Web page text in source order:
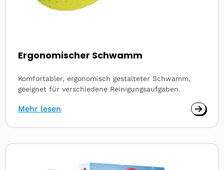
Ergonomischer Schwamm
Komfortabler, ergonomisch gestalteter Schwamm,
geeignet für verschiedene Reinigungsaufgaben.
Mehr lesen
Read